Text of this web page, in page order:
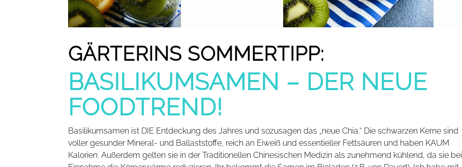
GÄRTERINS SOMMERTIPP:
BASILIKUMSAMEN – DER NEUE
FOODTREND!
Basilikumsamen ist DIE Entdeckung des Jahres und sozusagen das „neue Chia.“ Die schwarzen Kerne sind
voller gesunder Mineral- und Ballaststoffe, reich an Eiweiß und essentieller Fettsäuren und haben KAUM
Kalorien. Außerdem gelten sie in der Traditionellen Chinesischen Medizin als zunehmend kühlend, da sie bei